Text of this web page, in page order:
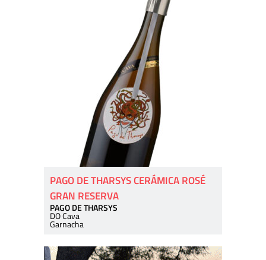
PAGO DE THARSYS CERÁMICA ROSÉ
GRAN RESERVA
PAGO DE THARSYS
DO Cava
Garnacha